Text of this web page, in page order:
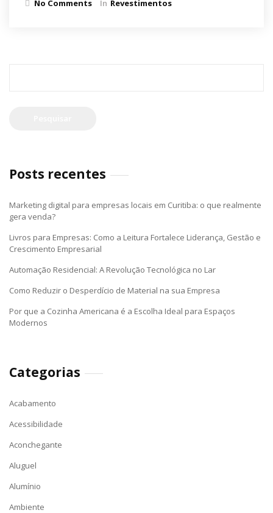
No Comments In Revestimentos
Posts recentes
Marketing digital para empresas locais em Curitiba: o que realmente
gera venda?
Livros para Empresas: Como a Leitura Fortalece Liderança, Gestão e
Crescimento Empresarial
Automação Residencial: A Revolução Tecnológica no Lar
Como Reduzir o Desperdício de Material na sua Empresa
Por que a Cozinha Americana é a Escolha Ideal para Espaços
Modernos
Categorias
Acabamento
Acessibilidade
Aconchegante
Aluguel
Alumínio
Ambiente